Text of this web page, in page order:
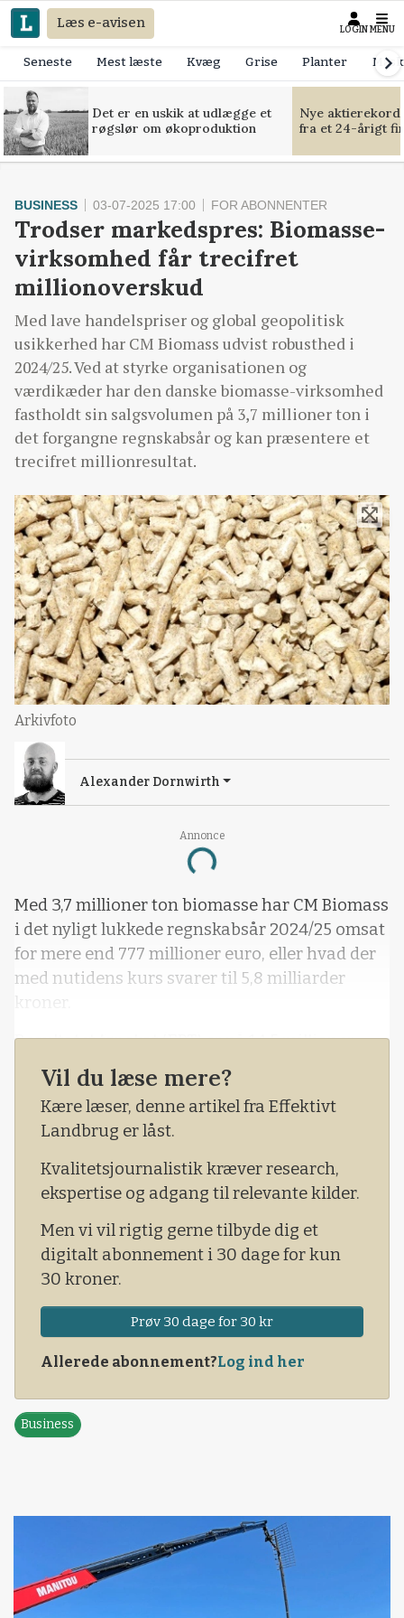
Læs e-avisen LOGIN MENU
Seneste Mest læste Kvæg Grise Planter
Det er en uskik at udlægge et
røgslør om økoproduktion
Nye
fra et 24-årigt
Annonce
Loading...
BUSINESS 03-07-2025 17:00 FOR ABONNENTER
Trodser markedspres: Biomasse-
virksomhed får trecifret
millionoverskud
Med lave handelspriser og global geopolitisk
usikkerhed har CM Biomass udvist robusthed i
2024/25. Ved at styrke organisationen og
værdikæder har den danske biomasse-virksomhed
fastholdt sin salgsvolumen på 3,7 millioner ton i
det forgangne regnskabsår og kan præsentere et
trecifret millionresultat.
Arkivfoto
Alexander Dornwirth
Med 3,7 millioner ton biomasse har CM Biomass
i det nyligt lukkede regnskabsår 2024/25 omsat
for mere end 777 millioner euro, eller hvad der
med nutidens kurs svarer til 5,8 milliarder
kroner.
Resultatet før skat (EBT) er på 14,5 millioner
euro eller omtrent 108 millioner kroner.
Selvom det er en nedgang sammenlignet med
de to forgangne år, ser administrerende direkør
2024/25 som tilfredsstillende.
Vil du læse mere?
Kære læser, denne artikel fra Effektivt
Landbrug er låst.
Kvalitetsjournalistik kræver research,
ekspertise og adgang til relevante kilder.
Men vi vil rigtig gerne tilbyde dig et
digitalt abonnement i 30 dage for kun
30 kroner.
Prøv 30 dage for 30 kr
Allerede abonnement?Log ind her
Business